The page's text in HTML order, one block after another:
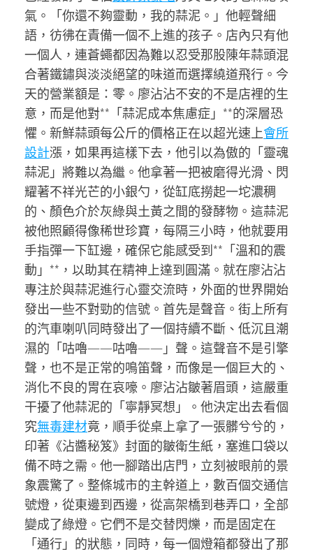
氣。「你還不夠靈動，我的蒜泥。」他輕聲細
語，彷彿在責備一個不上進的孩子。店內只有他
一個人，連蒼蠅都因為難以忍受那股陳年蒜頭混
合著鐵鏽與淡淡絕望的味道而選擇繞道飛行。今
天的營業額是：零。廖沾沾不安的不是店裡的生
意，而是他對**「蒜泥成本焦慮症」**的深層恐
懼。新鮮蒜頭每公斤的價格正在以超光速上會所
設計漲，如果再這樣下去，他引以為傲的「靈魂
蒜泥」將難以為繼。他拿著一把被磨得光滑、閃
耀著不祥光芒的小銀勺，從缸底撈起一坨濃稠
的、顏色介於灰綠與土黃之間的發酵物。這蒜泥
被他照顧得像稀世珍寶，每隔三小時，他就要用
手指彈一下缸邊，確保它能感受到**「溫和的震
動」**，以助其在精神上達到圓滿。就在廖沾沾
專注於與蒜泥進行心靈交流時，外面的世界開始
發出一些不對勁的信號。首先是聲音。街上所有
的汽車喇叭同時發出了一個持續不斷、低沉且潮
濕的「咕嚕——咕嚕——」聲。這聲音不是引擎
聲，也不是正常的鳴笛聲，而像是一個巨大的、
消化不良的胃在哀嚎。廖沾沾皺著眉頭，這嚴重
干擾了他蒜泥的「寧靜冥想」。他決定出去看個
究無毒建材竟，順手從桌上拿了一張髒兮兮的，
印著《沾醬秘笈》封面的皺衛生紙，塞進口袋以
備不時之需。他一腳踏出店門，立刻被眼前的景
象震驚了。整條城市的主幹道上，數百個交通信
號燈，從東邊到西邊，從高架橋到巷弄口，全部
變成了綠燈。它們不是交替閃爍，而是固定在
「通行」的狀態，同時，每一個燈箱都發出了那